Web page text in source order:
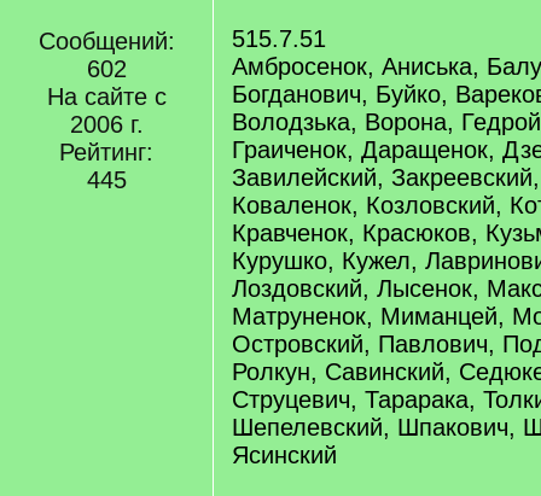
Сообщений:
602
На сайте с
2006 г.
Рейтинг:
445
515.7.51
Амбросенок, Аниська,
Богданович, Буйко,
Володзька, Ворона,
Граиченок, Даращенок,
Завилейский,
Коваленок, Козловский,
Кравченок, Красюков,
Курушко, Кужел,
Лоздовский, Лысенок,
Матруненок, Миманцей,
Островский, Павлович,
Ролкун, Савинский,
Струцевич, Тарарака,
Шепелевский, Шпакович,
Ясинский